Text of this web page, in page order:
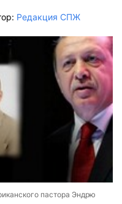
Редакция СПЖ
пастора Эндрю